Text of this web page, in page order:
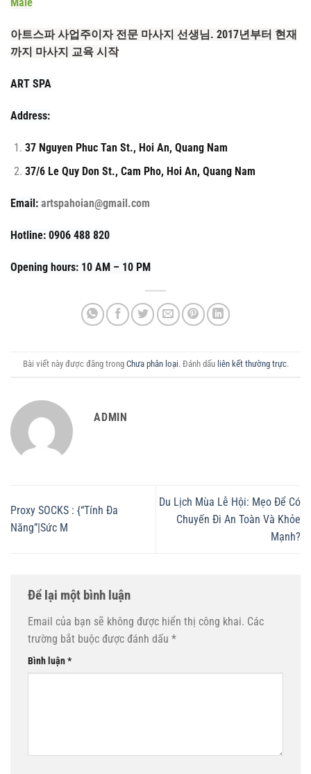
Male
아트스파 사업주이자 전문 마사지 선생님. 2017년부터 현재
까지 마사지 교육 시작
ART SPA
Address:
37 Nguyen Phuc Tan St., Hoi An, Quang Nam
37/6 Le Quy Don St., Cam Pho, Hoi An, Quang Nam
Email: artspahoian@gmail.com
Hotline: 0906 488 820
Opening hours: 10 AM – 10 PM
Bài viết này được đăng trong Chưa phân loại. Đánh dấu liên kết thường trực.
ADMIN
Proxy SOCKS : {“Tính Đa
Năng”|Sức M
Du Lịch Mùa Lễ Hội: Mẹo Để Có
Chuyến Đi An Toàn Và Khỏe
Mạnh?
Để lại một bình luận
Email của bạn sẽ không được hiển thị công khai. Các
trường bắt buộc được đánh dấu *
Bình luận*